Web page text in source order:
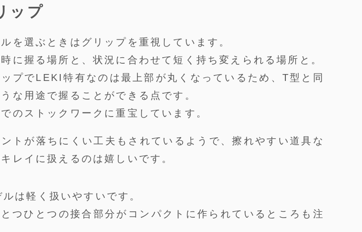
ップ
を選ぶときはグリップを重視しています。
に握る場所と、状況に合わせて短く持ち変えられる場所と。
プでLEKI特有なのは最上部が丸くなっているため、T型と同
うな用途で握ることができる点です。
のストックワークに重宝しています。
トが落ちにくい工夫もされているようで、擦れやすい道具な
レイに扱えるのは嬉しいです。
は軽く扱いやすいです。
つひとつの接合部分がコンパクトに作られているところも注